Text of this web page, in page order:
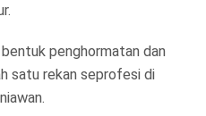
penghormatan dan
satu rekan seprofesi di